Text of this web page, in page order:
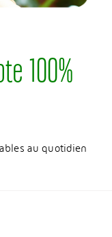
100%
au quotidien